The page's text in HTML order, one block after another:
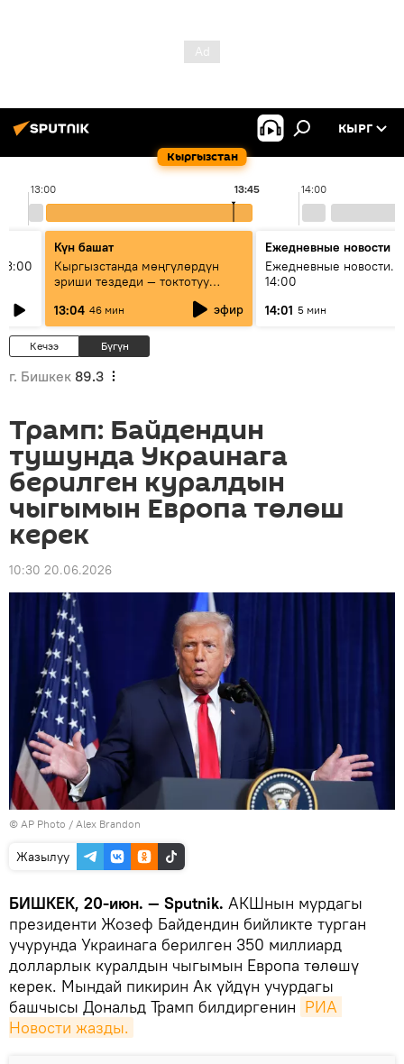
Кыргызстан
КЫРГ
13:00 14:00
13:45
Күн башат
Кыргызстанда мөңгүлөрдүн
эриши тездеди — токтотуу
13:04 46 мин эфир
Ежедневные новости
Ежедневные новости.
14:00
14:01 5 мин
Кечээ Бүгүн
г. Бишкек 89.3
Трамп: Байдендин
тушунда Украинага
берилген куралдын
чыгымын Европа төлөш
керек
10:30 20.06.2026
© AP Photo / Alex Brandon
Жазылуу
БИШКЕК, 20-июн. — Sputnik. АКШнын мурдагы
президенти Жозеф Байдендин бийликте турган
учурунда Украинага берилген 350 миллиард
долларлык куралдын чыгымын Европа төлөшү
керек. Мындай пикирин Ак үйдүн учурдагы
башчысы Дональд Трамп билдиргенин РИА
Новости жазды.